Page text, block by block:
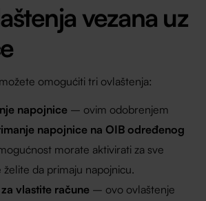
vezana uz
omogućiti tri ovlaštenja:
napojnice – ovim odobrenjem
napojnice na OIB određenog
morate aktivirati za sve
želite da primaju napojnicu.
vlastite račune – ovo ovlaštenje